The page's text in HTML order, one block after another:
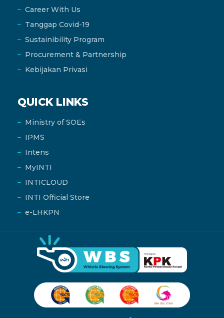
Career With Us
Tanggap Covid-19
Sustainibility Program
Procurement & Partnership
Kebijakan Privasi
QUICK LINKS
Ministry of SOEs
IPMS
Intens
MyINTI
INTICLOUD
INTI Official Store
e-LHKPN